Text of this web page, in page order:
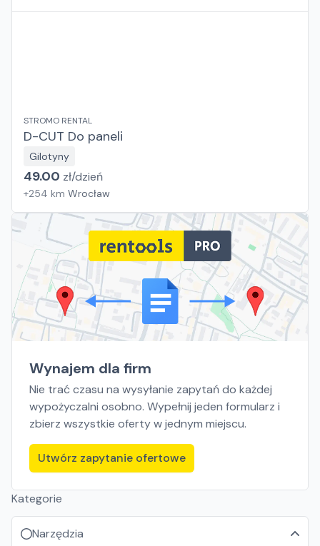
STROMO RENTAL
D-CUT Do paneli
Gilotyny
49.00 zł/dzień
+254 km Wrocław
Wynajem dla firm
Nie trać czasu na wysyłanie zapytań do każdej
wypożyczalni osobno. Wypełnij jeden formularz i
zbierz wszystkie oferty w jednym miejscu.
Utwórz zapytanie ofertowe
Kategorie
Narzędzia